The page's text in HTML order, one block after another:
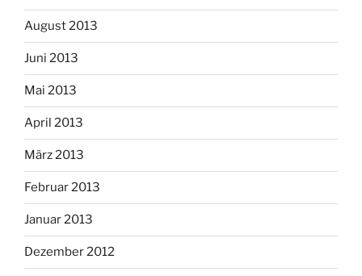
August 2013
Juni 2013
Mai 2013
April 2013
März 2013
Februar 2013
Januar 2013
Dezember 2012